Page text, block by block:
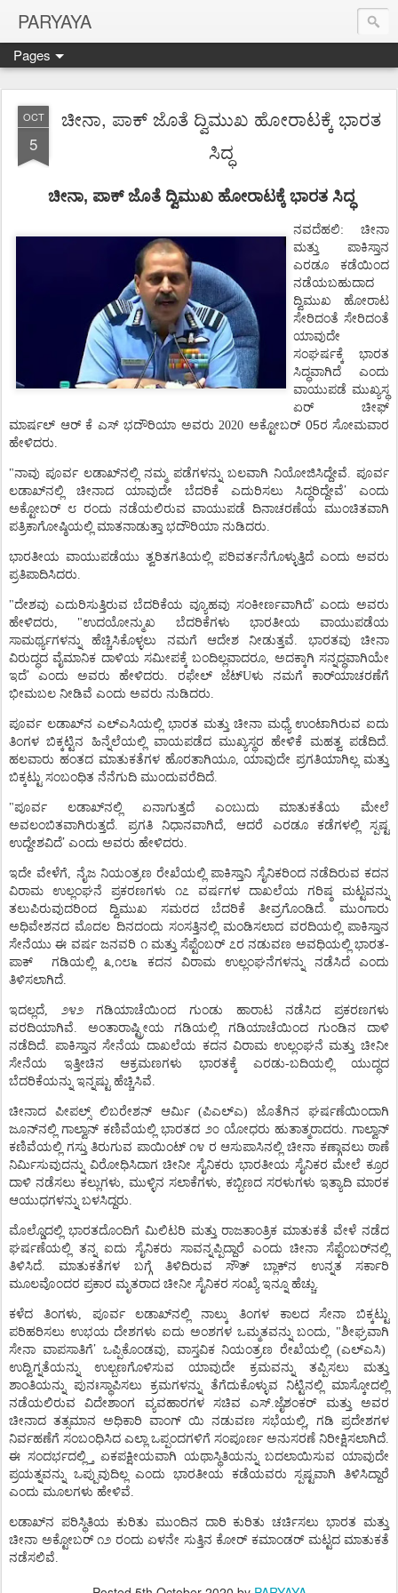
PARYAYA
Pages
OCT
5
ಚೀನಾ, ಪಾಕ್ ಜೊತೆ ದ್ವಿಮುಖ ಹೋರಾಟಕ್ಕೆ ಭಾರತ
ಸಿದ್ಧ
ಚೀನಾ, ಪಾಕ್ ಜೊತೆ ದ್ವಿಮುಖ ಹೋರಾಟಕ್ಕೆ ಭಾರತ ಸಿದ್ಧ
ನವದೆಹಲಿ: ಚೀನಾ
ಮತ್ತು
ಪಾಕಿಸ್ತಾನ
ಎರಡೂ
ಕಡೆಯಿಂದ
ನಡೆಯಬಹುದಾದ
ದ್ವಿಮುಖ
ಹೋರಾಟ
ಸೇರಿದಂತೆ ಸೇರಿದಂತೆ
ಯಾವುದೇ
ಸಂಘರ್ಷಕ್ಕೆ
ಭಾರತ
ಸಿದ್ಧವಾಗಿದೆ
ಎಂದು
ವಾಯುಪಡೆ ಮುಖ್ಯಸ್ಥ
ಏರ್
ಚೀಫ್
ಮಾರ್ಷಲ್ ಆರ್ ಕೆ ಎಸ್ ಭದೌರಿಯಾ ಅವರು 2020 ಅಕ್ಟೋಬರ್ 05ರ ಸೋಮವಾರ
ಹೇಳಿದರು.
"ನಾವು ಪೂರ್ವ ಲಡಾಖ್ನಲ್ಲಿ ನಮ್ಮ ಪಡೆಗಳನ್ನು ಬಲವಾಗಿ ನಿಯೋಜಿಸಿದ್ದೇವೆ.ಪೂರ್ವ
ಲಡಾಖ್ನಲ್ಲಿ ಚೀನಾದ ಯಾವುದೇ ಬೆದರಿಕೆ ಎದುರಿಸಲು ಸಿದ್ಧರಿದ್ದೇವೆ’
ಎಂದು
ಅಕ್ಟೋಬರ್ ೮ ರಂದು ನಡೆಯಲಿರುವ ವಾಯುಪಡೆ ದಿನಾಚರಣೆಯ
ಮುಂಚಿತವಾಗಿ
ಪತ್ರಿಕಾಗೋಷ್ಠಿಯಲ್ಲಿ ಮಾತನಾಡುತ್ತಾ ಭದೌರಿಯಾ ನುಡಿದರು.
ಭಾರತೀಯ ವಾಯುಪಡೆಯು ತ್ವರಿತಗತಿಯಲ್ಲಿ ಪರಿವರ್ತನೆಗೊಳ್ಳುತ್ತಿದೆ ಎಂದು ಅವರು
ಪ್ರತಿಪಾದಿಸಿದರು.
"ದೇಶವು ಎದುರಿಸುತ್ತಿರುವ ಬೆದರಿಕೆಯ ವ್ಯೂಹವು ಸಂಕೀರ್ಣವಾಗಿದೆ’ ಎಂದು ಅವರು
ಹೇಳಿದರು, "ಉದಯೋನ್ಮುಖ ಬೆದರಿಕೆಗಳು ಭಾರತೀಯ
ವಾಯುಪಡೆಯ
ಸಾಮರ್ಥ್ಯಗಳನ್ನು
ಹೆಚ್ಚಿಸಿಕೊಳ್ಳಲು ನಮಗೆ ಆದೇಶ ನೀಡುತ್ತವೆ. ಭಾರತವು
ಚೀನಾ
ವಿರುದ್ಧದ ವೈಮಾನಿಕ ದಾಳಿಯ ಸಮೀಪಕ್ಕೆ ಬಂದಿಲ್ಲವಾದರೂ, ಅದಕ್ಕಾಗಿ ಸನ್ನದ್ಧವಾಗಿಯೇ
ಇದೆ’ ಎಂದು ಅವರು ಹೇಳಿದರು. ರಫೇಲ್ ಜೆಟ್Uಳು ನಮಗೆ ಕಾರ್ಯಾಚರಣೆಗೆ
ಭೀಮಬಲ ನೀಡಿವೆ ಎಂದು ಅವರು ನುಡಿದರು.
ಪೂರ್ವ ಲಡಾಖ್ನ ಎಲ್ಎಸಿಯಲ್ಲಿ ಭಾರತ ಮತ್ತು ಚೀನಾ ಮಧ್ಯೆ ಉಂಟಾಗಿರುವ ಐದು
ತಿಂಗಳ ಬಿಕ್ಕಟ್ಟಿನ ಹಿನ್ನೆಲೆಯಲ್ಲಿ ವಾಯಪಡೆದ ಮುಖ್ಯಸ್ಥರ ಹೇಳಿಕೆ ಮಹತ್ವ ಪಡೆದಿದೆ.
ಹಲವಾರು ಹಂತದ ಮಾತುಕತೆಗಳ ಹೊರತಾಗಿಯೂ,ಯಾವುದೇ ಪ್ರಗತಿಯಾಗಿಲ್ಲ ಮತ್ತು
ಬಿಕ್ಕಟ್ಟು ಸಂಬಂಧಿತ ನೆನೆಗುದಿ ಮುಂದುವರೆದಿದೆ.
"ಪೂರ್ವ ಲಡಾಖ್ನಲ್ಲಿ ಏನಾಗುತ್ತದೆ ಎಂಬುದು ಮಾತುಕತೆಯ
ಮೇಲೆ
ಅವಲಂಬಿತವಾಗಿರುತ್ತದೆ. ಪ್ರಗತಿ ನಿಧಾನವಾಗಿದೆ,ಆದರೆ ಎರಡೂ ಕಡೆಗಳಲ್ಲಿ
ಸ್ಪಷ್ಟ
ಉದ್ದೇಶವಿದೆ’ ಎಂದು ಅವರು ಹೇಳಿದರು.
ಇದೇ ವೇಳೆಗೆ, ನೈಜ ನಿಯಂತ್ರಣ ರೇಖೆಯಲ್ಲಿ ಪಾಕಿಸ್ತಾನಿ ಸೈನಿಕರಿಂದ ನಡೆದಿರುವ ಕದನ
ವಿರಾಮ
ಉಲ್ಲಂಘನೆ ಪ್ರಕರಣಗಳು ೧೭ ವರ್ಷಗಳ ದಾಖಲೆಯ ಗರಿಷ್ಠ
ಮಟ್ಟವನ್ನು
ತಲುಪಿರುವುದರಿಂದ
ದ್ವಿಮುಖ ಸಮರದ ಬೆದರಿಕೆ ತೀವ್ರಗೊಂಡಿದೆ.ಮುಂಗಾರು
ಅಧಿವೇಶನದ ಮೊದಲ ದಿನದಂದು ಸಂಸತ್ತಿನಲ್ಲಿ ಮಂಡಿಸಲಾದ ವರದಿಯಲ್ಲಿ ಪಾಕಿಸ್ತಾನ
ಸೇನೆಯು ಈ ವರ್ಷ ಜನವರಿ ೧ ಮತ್ತು ಸೆಪ್ಟೆಂಬರ್ ೭ರ ನಡುವಣ ಅವಧಿಯಲ್ಲಿ ಭಾರತ-
ಪಾಕ್
ಗಡಿಯಲ್ಲಿ ೩,೧೮೬ ಕದನ ವಿರಾಮ ಉಲ್ಲಂಘನೆಗಳನ್ನು ನಡೆಸಿದೆ
ಎಂದು
ತಿಳಿಸಲಾಗಿದೆ.
ಇದಲ್ಲದೆ, ೨೪೨ ಗಡಿಯಾಚೆಯಿಂದ ಗುಂಡು ಹಾರಾಟ ನಡೆಸಿದ
ಪ್ರಕರಣಗಳು
ವರದಿಯಾಗಿವೆ. ಅಂತಾರಾಷ್ಟ್ರೀಯ ಗಡಿಯಲ್ಲಿ ಗಡಿಯಾಚೆಯಿಂದ ಗುಂಡಿನ
ದಾಳಿ
ನಡೆದಿದೆ. ಪಾಕಿಸ್ತಾನ ಸೇನೆಯ ದಾಖಲೆಯ ಕದನ ವಿರಾಮ ಉಲ್ಲಂಘನೆ ಮತ್ತು ಚೀನೀ
ಸೇನೆಯ
ಇತ್ತೀಚಿನ ಆಕ್ರಮಣಗಳು ಭಾರತಕ್ಕೆ ಎರಡು-ಬದಿಯಲ್ಲಿ
ಯುದ್ಧದ
ಬೆದರಿಕೆಯನ್ನು ಇನ್ನಷ್ಟು ಹೆಚ್ಚಿಸಿವೆ.
ಚೀನಾದ ಪೀಪಲ್ಸ್ ಲಿಬರೇಶನ್ ಆರ್ಮಿ(ಪಿಎಲ್ಎ)ಜೊತೆಗಿನ
ಘರ್ಷಣೆಯಿಂದಾಗಿ
ಜೂನ್ನಲ್ಲಿ ಗಾಲ್ವಾನ್ ಕಣಿವೆಯಲ್ಲಿ ಭಾರತದ ೨೦ ಯೋಧರು ಹುತಾತ್ಮರಾದರು.ಗಾಲ್ವಾನ್
ಕಣಿವೆಯಲ್ಲಿ ಗಸ್ತು ತಿರುಗುವ ಪಾಯಿಂಟ್ ೧೪ ರ ಆಸುಪಾಸಿನಲ್ಲಿ ಚೀನಾ ಕಣ್ಗಾವಲು ಠಾಣೆ
ನಿರ್ಮಿಸುವುದನ್ನು ವಿರೋಧಿಸಿದಾಗ ಚೀನೀ ಸೈನಿಕರು ಭಾರತೀಯ ಸೈನಿಕರ ಮೇಲೆ ಕ್ರೂರ
ದಾಳಿ ನಡೆಸಲು ಕಲ್ಲುಗಳು, ಮುಳ್ಳಿನ ಸಲಾಕೆಗಳು, ಕಬ್ಬಿಣದ ಸರಳುಗಳು ಇತ್ಯಾದಿ ಮಾರಕ
ಆಯುಧಗಳನ್ನು ಬಳಸಿದ್ದರು.
ಮೊಲ್ಡೊದಲ್ಲಿ ಭಾರತದೊಂದಿಗೆ ಮಿಲಿಟರಿ ಮತ್ತು ರಾಜತಾಂತ್ರಿಕ ಮಾತುಕತೆ ವೇಳೆ ನಡೆದ
ಘರ್ಷಣೆಯಲ್ಲಿ
ತನ್ನ ಐದು ಸೈನಿಕರು ಸಾವನ್ನಪ್ಪಿದ್ದಾರೆ ಎಂದು ಚೀನಾ ಸೆಪ್ಟೆಂಬರ್ನಲ್ಲಿ
ತಿಳಿಸಿದೆ.ಮಾತುಕತೆಗಳ ಬಗ್ಗೆ ತಿಳಿದಿರುವ ಸೌತ್ ಬ್ಲಾಕ್ನ ಉನ್ನತ
ಸರ್ಕಾರಿ
ಮೂಲವೊಂದರ ಪ್ರಕಾರ ಮೃತರಾದ ಚೀನೀ ಸೈನಿಕರ ಸಂಖ್ಯೆ ಇನ್ನೂ ಹೆಚ್ಚು.
ಕಳೆದ ತಿಂಗಳು, ಪೂರ್ವ ಲಡಾಖ್ನಲ್ಲಿ ನಾಲ್ಕು ತಿಂಗಳ ಕಾಲದ ಸೇನಾ
ಬಿಕ್ಕಟ್ಟು
ಪರಿಹರಿಸಲು ಉಭಯ ದೇಶಗಳು ಐದು ಅಂಶಗಳ ಒಮ್ಮತವನ್ನು ಬಂದು, "ಶೀಘ್ರವಾಗಿ
ಸೇನಾ ವಾಪಸಾತಿಗೆ’ ಒಪ್ಪಿಕೊಂಡವು, ವಾಸ್ತವಿಕ ನಿಯಂತ್ರಣ ರೇಖೆಯಲ್ಲಿ (ಎಲ್ಎಸಿ)
ಉದ್ವಿಗ್ನತೆಯನ್ನು
ಉಲ್ಬಣಗೊಳಿಸುವ ಯಾವುದೇ ಕ್ರಮವನ್ನು ತಪ್ಪಿಸಲು
ಮತ್ತು
ಶಾಂತಿಯನ್ನು
ಪುನಃಸ್ಥಾಪಿಸಲು ಕ್ರಮಗಳನ್ನು ತೆಗೆದುಕೊಳ್ಳುವ ನಿಟ್ಟಿನಲ್ಲಿ
ಮಾಸ್ಕೋದಲ್ಲಿ
ನಡೆಯಲಿರುವ
ವಿದೇಶಾಂಗ ವ್ಯವಹಾರಗಳ ಸಚಿವ ಎಸ್.ಜೈಶಂಕರ್ ಮತ್ತು
ಅವರ
ಚೀನಾದ ತತ್ಸಮಾನ ಅಧಿಕಾರಿ ವಾಂಗ್ ಯಿ ನಡುವಣ ಸಭೆಯಲ್ಲಿ, ಗಡಿ ಪ್ರದೇಶಗಳ
ನಿರ್ವಹಣೆಗೆ ಸಂಬಂಧಿಸಿದ ಎಲ್ಲಾ ಒಪ್ಪಂದಗಳಿಗೆ ಸಂಪೂರ್ಣ ಅನುಸರಣೆ ನಿರೀಕ್ಷಿಸಲಾಗಿದೆ.
ಈ ಸಂದರ್ಭದಲ್ಲ್ತಿ ಏಕಪಕ್ಷೀಯವಾಗಿ ಯಥಾಸ್ಥಿತಿಯನ್ನು ಬದಲಾಯಿಸುವ
ಯಾವುದೇ
ಪ್ರಯತ್ನವನ್ನು ಒಪ್ಪುವುದಿಲ್ಲ ಎಂದು ಭಾರತೀಯ ಕಡೆಯವರು ಸ್ಪಷ್ಟವಾಗಿ
ತಿಳಿಸಿದ್ದಾರೆ
ಎಂದು ಮೂಲಗಳು ಹೇಳಿವೆ.
ಲಡಾಖ್ನ ಪರಿಸ್ಥಿತಿಯ ಕುರಿತು ಮುಂದಿನ ದಾರಿ ಕುರಿತು ಚರ್ಚಿಸಲು ಭಾರತ ಮತ್ತು
ಚೀನಾ ಅಕ್ಟೋಬರ್ ೧೨ ರಂದು ಏಳನೇ ಸುತ್ತಿನ ಕೋರ್ ಕಮಾಂಡರ್ ಮಟ್ಟದ ಮಾತುಕತೆ
ನಡೆಸಲಿವೆ.